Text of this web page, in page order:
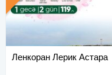
Ленкоран Лерик Астара